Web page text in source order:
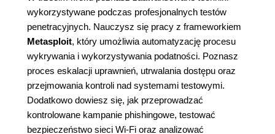
wykorzystywane podczas profesjonalnych testów
penetracyjnych. Nauczysz się pracy z frameworkiem
Metasploit, który umożliwia automatyzację procesu
wykrywania i wykorzystywania podatności. Poznasz
proces eskalacji uprawnień, utrwalania dostępu oraz
przejmowania kontroli nad systemami testowymi.
Dodatkowo dowiesz się, jak przeprowadzać
kontrolowane kampanie phishingowe, testować
bezpieczeństwo sieci Wi-Fi oraz analizować